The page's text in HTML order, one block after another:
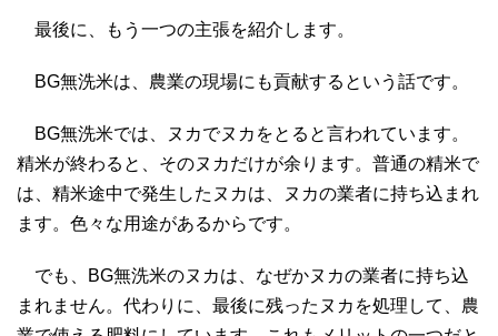
最後に、もう一つの主張を紹介します。
BG無洗米は、農業の現場にも貢献するという話です。
BG無洗米では、ヌカでヌカをとると言われています。
精米が終わると、そのヌカだけが余ります。普通の精米で
は、精米途中で発生したヌカは、ヌカの業者に持ち込まれ
ます。色々な用途があるからです。
でも、BG無洗米のヌカは、なぜかヌカの業者に持ち込
まれません。代わりに、最後に残ったヌカを処理して、農